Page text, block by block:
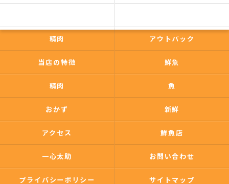
精肉 アウトパック
当店の特徴 鮮魚
精肉 魚
おかず 新鮮
アクセス 鮮魚店
一心太助 お問い合わせ
プライバシーポリシー サイトマップ